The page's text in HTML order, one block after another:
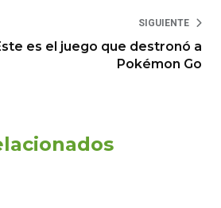
SIGUIENTE
es el juego que destronó a
Pokémon Go